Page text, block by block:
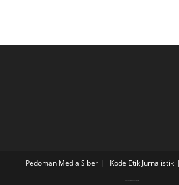
Pedoman Media Siber Kode Etik Jurnalistik